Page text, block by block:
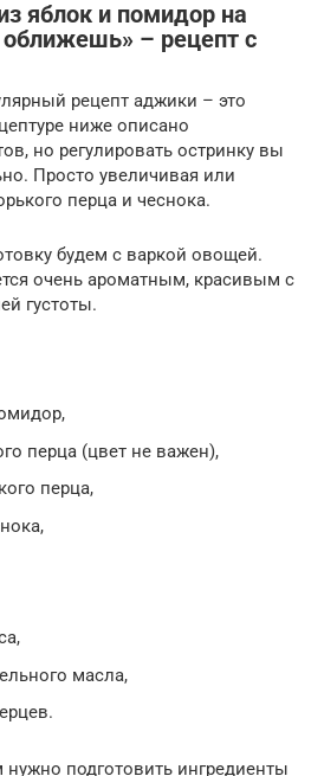
яблок и помидор на
– рецепт с
рецепт аджики – это
ниже описано
но регулировать остринку вы
Просто увеличивая или
перца и чеснока.
будем с варкой овощей.
очень ароматным, красивым с
густоты.
перца (цвет не важен),
перца,
масла,
подготовить ингредиенты